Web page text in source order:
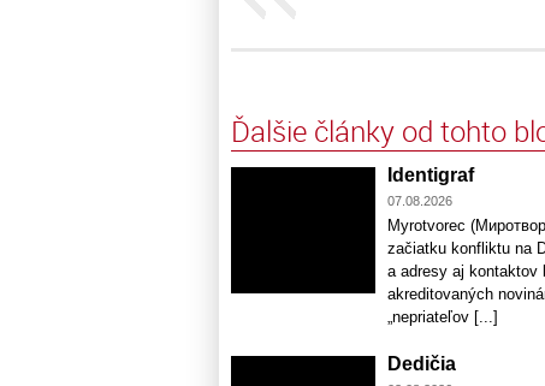
Ďalšie články od tohto
Identigraf
07.08.2026
Myrotvorec
začiatku konfliktu na
a adresy aj kontaktov
akreditovaných
„nepriateľov [...]
Dedičia